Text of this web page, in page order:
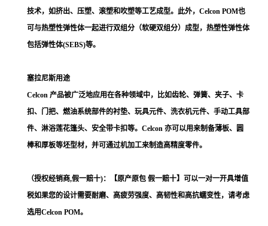
技术，如挤出、压塑、滚塑和吹塑等工艺成型。此外，Celcon POM也
可与热塑性弹性体一起进行双组分（软硬双组分）成型，热塑性弹性体
包括弹性体(SEBS)等。
塞拉尼斯用途
Celcon 产品被广泛地应用在各种领域中，比如齿轮、弹簧、夹子、卡
扣、门把、燃油系统部件的衬垫、玩具元件、洗衣机元件、手动工具部
件、淋浴莲花篷头、安全带卡扣等。Celcon 亦可以用来制备薄板、圆
棒和厚板等坯型材，并可通过机加工来制造高精度零件。
（授权经销商,假一赔十)：【原产原包 假一赔十】可以一对一开具增值
税如果您的设计需要耐磨、高疲劳强度、高韧性和高抗蠕变性，请考虑
选用Celcon POM。